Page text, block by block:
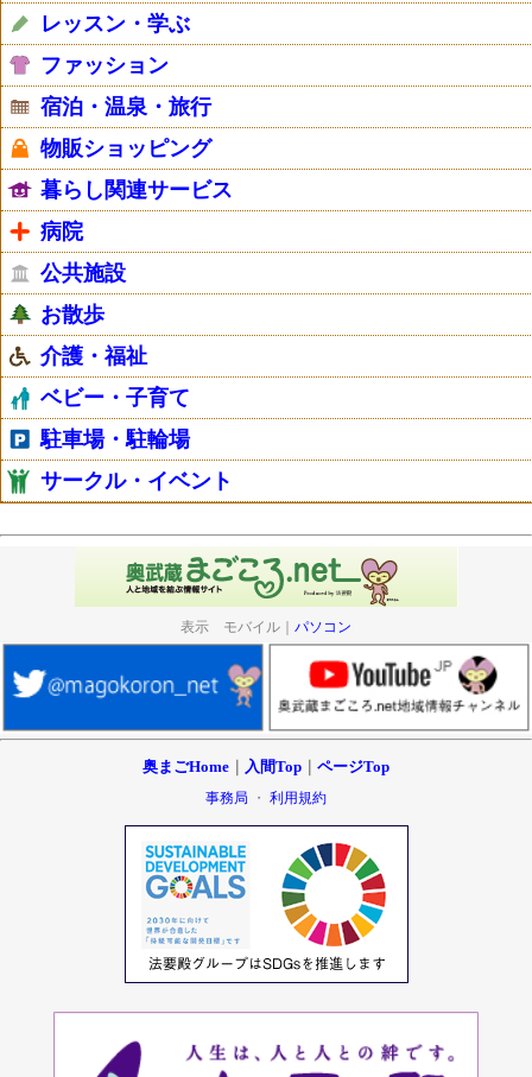
レッスン・学ぶ
ファッション
宿泊・温泉・旅行
物販ショッピング
暮らし関連サービス
病院
公共施設
お散歩
介護・福祉
ベビー・子育て
駐車場・駐輪場
サークル・イベント
表示 モバイル｜ パソコン
奥まごHome ｜ 入間Top ｜ ページTop
事務局 ・ 利用規約